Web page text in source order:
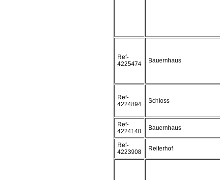
Ref-
4225474
Bauernhaus
Ref-
4224894
Schloss
Ref-
4224140
Bauernhaus
Ref-
4223908
Reiterhof